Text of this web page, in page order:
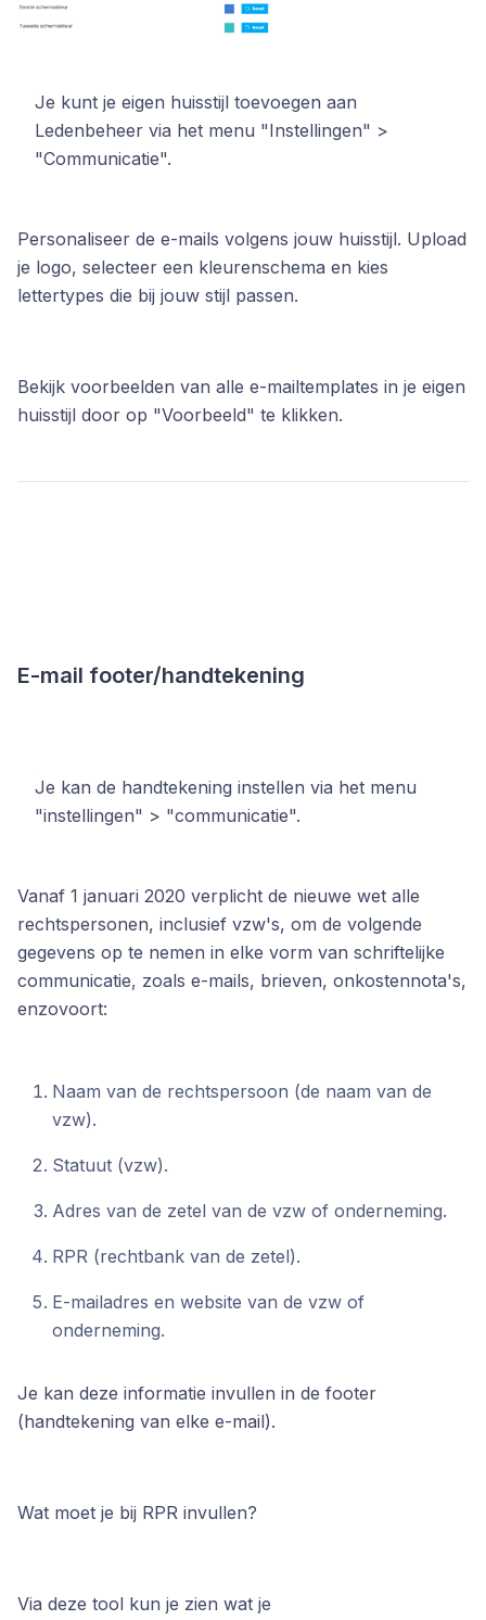
Je kunt je eigen huisstijl toevoegen aan
Ledenbeheer via het menu "Instellingen" >
"Communicatie".
Personaliseer de e-mails volgens jouw huisstijl. Upload
je logo, selecteer een kleurenschema en kies
lettertypes die bij jouw stijl passen.
Bekijk voorbeelden van alle e-mailtemplates in je eigen
huisstijl door op "Voorbeeld" te klikken.
E-mail footer/handtekening
Je kan de handtekening instellen via het menu
"instellingen" > "communicatie".
Vanaf 1 januari 2020 verplicht de nieuwe wet alle
rechtspersonen, inclusief vzw's, om de volgende
gegevens op te nemen in elke vorm van schriftelijke
communicatie, zoals e-mails, brieven, onkostennota's,
enzovoort:
Naam van de rechtspersoon (de naam van de
vzw).
Statuut (vzw).
Adres van de zetel van de vzw of onderneming.
RPR (rechtbank van de zetel).
E-mailadres en website van de vzw of
onderneming.
Je kan deze informatie invullen in de footer
(handtekening van elke e-mail).
Wat moet je bij RPR invullen?
Via deze tool kun je zien wat je